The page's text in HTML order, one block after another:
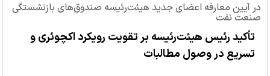
در آیین معارفه اعضای جدید هیئت‌رئیسه صندوق‌های بازنشستگی
صنعت نفت
تأکید رئیس هیئت‌رئیسه بر تقویت رویکرد اکچوئری و
تسریع در وصول مطالبات